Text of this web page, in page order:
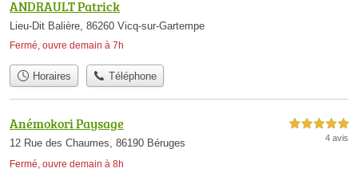
ANDRAULT Patrick
Lieu-Dit Balière, 86260 Vicq-sur-Gartempe
Fermé, ouvre demain à 7h
Horaires Téléphone
Anémokori Paysage
12 Rue des Chaumes, 86190 Béruges
Fermé, ouvre demain à 8h
5,0 étoiles sur 5
4 avis